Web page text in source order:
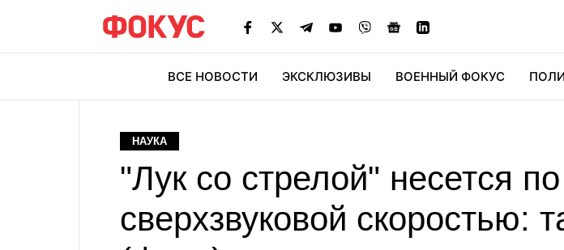
ВСЕ НОВОСТИ ЭКСКЛЮЗИВЫ ВОЕННЫЙ ФОКУС
НАУКА
"Лук со стрелой" несется
сверхзвуковой скоростью: